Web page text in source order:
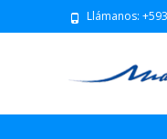
Llámanos: